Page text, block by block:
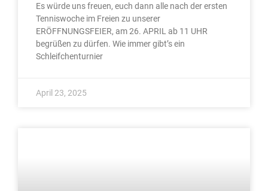
Es würde uns freuen, euch dann alle nach der ersten
Tenniswoche im Freien zu unserer
ERÖFFNUNGSFEIER, am 26. APRIL ab 11 UHR
begrüßen zu dürfen. Wie immer gibt’s ein
Schleifchenturnier
April 23, 2025